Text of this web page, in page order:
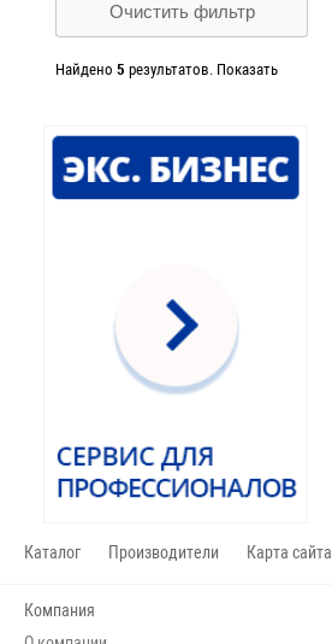
Очистить фильтр
Найдено 5 результатов. Показать
Каталог Производители Карта сайта
Компания